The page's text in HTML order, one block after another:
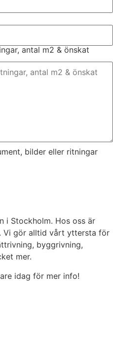
antal m2 & önskat
bilder eller ritningar
i Stockholm. Hos oss är
Vi gör alltid vårt yttersta för
byggrivning,
mer.
idag för mer info!